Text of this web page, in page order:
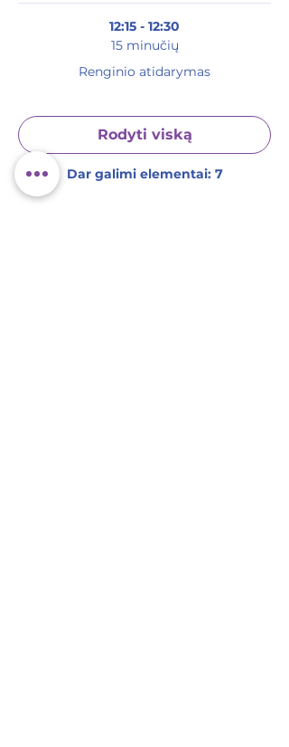
12:15 - 12:30
15 minučių
Renginio atidarymas
Dar galimi elementai: 7
Rodyti viską